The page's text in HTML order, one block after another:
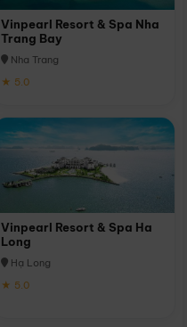
Vinpearl Resort & Spa Nha
Trang Bay
Nha Trang
★ 5.0
Vinpearl Resort & Spa Ha
Long
Hạ Long
★ 5.0